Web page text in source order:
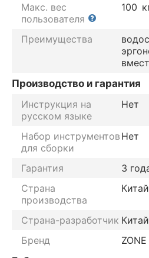
Макс. вес
пользователя
100
Преимущества
Производство и гарантия
Инструкция на
русском языке
Нет
Набор инструментов
для сборки
Нет
Гарантия
3
Страна
производства
Китай
Страна-разработчик Китай
Бренд